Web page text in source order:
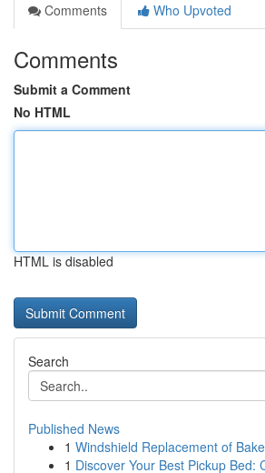
Comments
Who Upvoted
Comments
Submit a Comment
No HTML
HTML is disabled
Search
Published News
1 Windshield Replacement of
1 Discover Your Best Pickup Bed: